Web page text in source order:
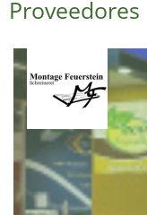
Proveedores